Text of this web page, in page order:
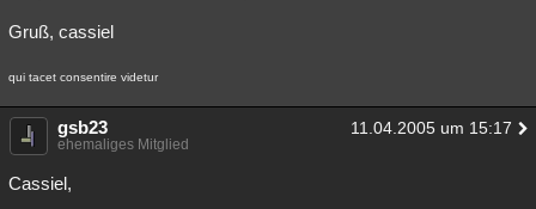
Gruß, cassiel
qui tacet consentire videtur
gsb23 11.04.2005 um 15:17
ehemaliges Mitglied
Cassiel,